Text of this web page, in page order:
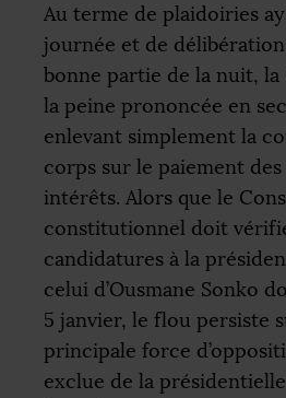
Au terme de plaidoiries
journée et de
bonne partie de la nuit,
la peine prononcée en
enlevant simplement la
corps sur le paiement
intérêts. Alors que le
constitutionnel doit
candidatures à la
celui d’Ousmane Sonko
5 janvier, le flou persiste
principale force
exclue de la